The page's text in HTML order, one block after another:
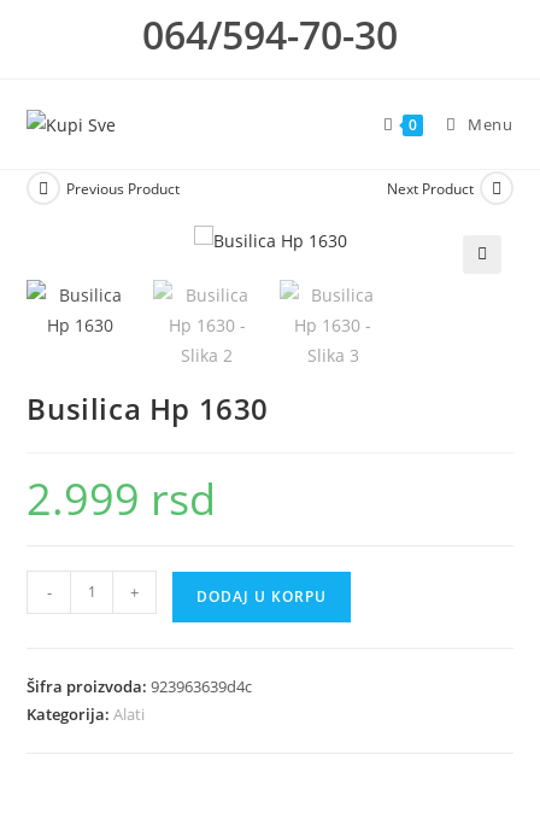
064/594-70-30
0 Menu
Previous Product Next Product
Busilica Hp 1630
2.999 rsd
Hp
količina
- + DODAJ U KORPU
Šifra proizvoda:923963639d4c
Kategorija:Alati